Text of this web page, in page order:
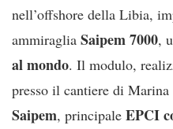
nell’offshore della Libia,
ammiraglia Saipem 7000,
al mondo. Il modulo,
presso il cantiere di
Saipem, principale EPCI